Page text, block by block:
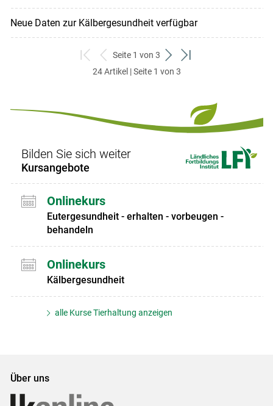
Neue Daten zur Kälbergesundheit verfügbar
zum
ersten
zurück
zum
Seite 1 von 3
weiter
zum
zum
24 Artikel | Seite 1 von 3
Bilden Sie sich weiter
Kursangebote
Onlinekurs
Eutergesundheit - erhalten - vorbeugen -
behandeln
Onlinekurs
Kälbergesundheit
alle Kurse Tierhaltung anzeigen
Über uns